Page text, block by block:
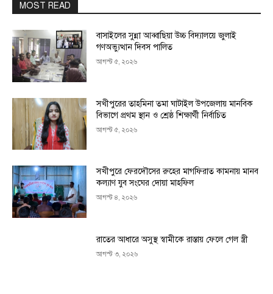
MOST READ
বাসাইলের সুন্না আব্বাছিয়া উচ্চ বিদ্যালয়ে জুলাই
গণঅভ্যুত্থান দিবস পালিত
আগস্ট ৫, ২০২৬
সখীপুরের তাহমিনা তমা ঘাটাইল উপজেলায় মানবিক
বিভাগে প্রথম স্থান ও শ্রেষ্ঠ শিক্ষার্থী নির্বাচিত
আগস্ট ৫, ২০২৬
সখীপুরে ফেরদৌসের রুহের মাগফিরাত কামনায় মানব
কল্যাণ যুব সংঘের দোয়া মাহফিল
আগস্ট ৪, ২০২৬
রাতের আধারে অসুস্থ স্বামীকে রাস্তায় ফেলে গেল স্ত্রী
আগস্ট ৩, ২০২৬